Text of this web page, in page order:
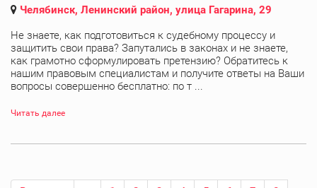
Челябинск, Ленинский район, улица Гагарина, 29
Не знаете, как подготовиться к судебному процессу и
защитить свои права? Запутались в законах и не знаете,
как грамотно сформулировать претензию? Обратитесь к
нашим правовым специалистам и получите ответы на Ваши
вопросы совершенно бесплатно: по т ...
Читать далее